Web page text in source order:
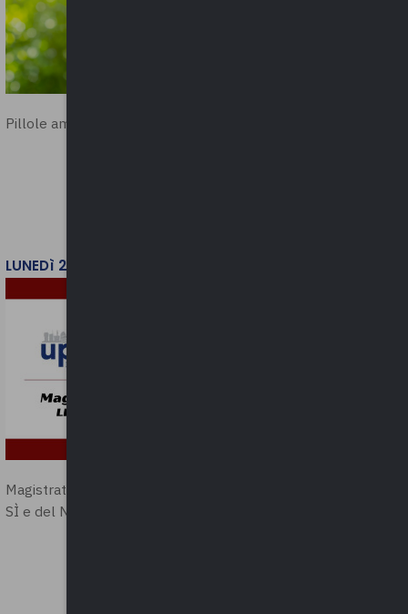
Pillole ambientali | 2026
LUNEDì 2 FEBBRAIO 2026
Magistratura e Costituzione. Le ragioni del
SÌ e del NO